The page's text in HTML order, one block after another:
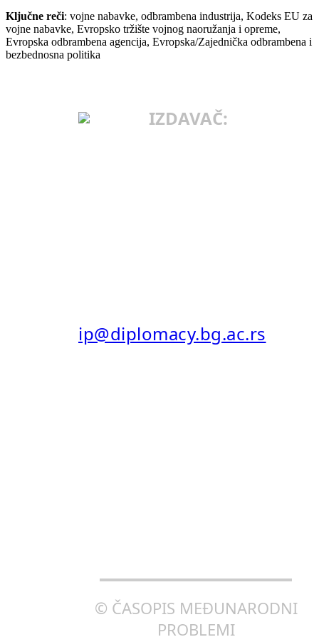
Ključne reči: vojne nabavke, odbrambena industrija, Kodeks EU za
vojne nabavke, Evropsko tržište vojnog naoružanja i opreme,
Evropska odbrambena agencija, Evropska/Zajednička odbrambena i
bezbednosna politika
IZDAVAČ:
ip@diplomacy.bg.ac.rs
© ČASOPIS MEĐUNARODNI
PROBLEMI